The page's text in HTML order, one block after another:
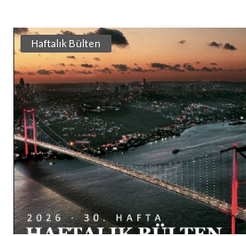
Haftalık Bülten